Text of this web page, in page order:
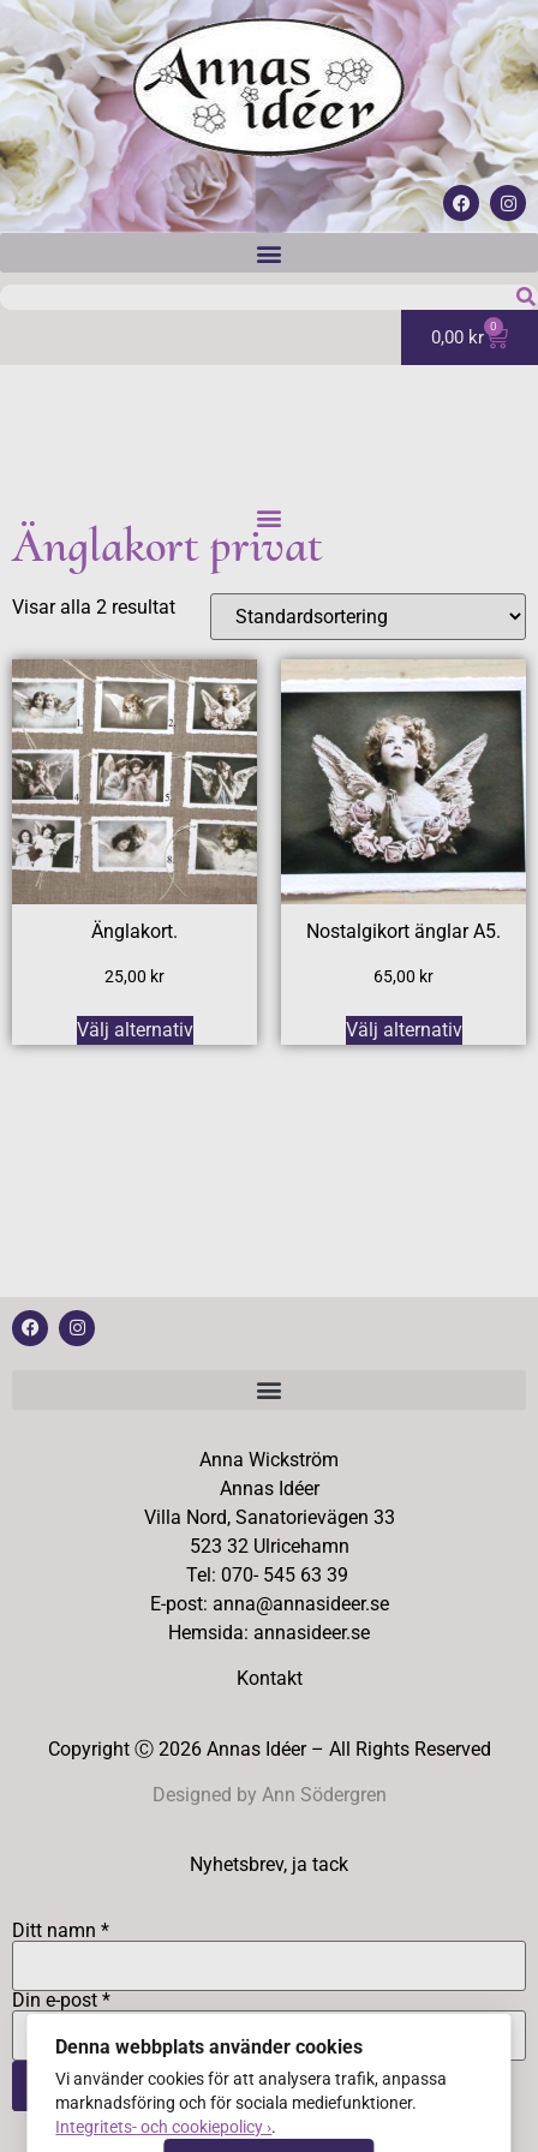
0,00 kr 0
Änglakort privat
Visar alla 2 resultat
Änglakort.
25,00 kr
Välj alternativ
Nostalgikort änglar A5.
65,00 kr
Välj alternativ
Anna Wickström
Annas Idéer
Villa Nord, Sanatorievägen 33
523 32 Ulricehamn
Tel: 070- 545 63 39
E-post: anna@annasideer.se
Hemsida: annasideer.se
Kontakt
Copyright Ⓒ 2026 Annas Idéer – All Rights Reserved
Designed by Ann Södergren
Nyhetsbrev, ja tack
Ditt namn *
Din e-post *
Denna webbplats använder cookies
Vi använder cookies för att analysera trafik, anpassa
marknadsföring och för sociala mediefunktioner.
Integritets- och cookiepolicy ›.